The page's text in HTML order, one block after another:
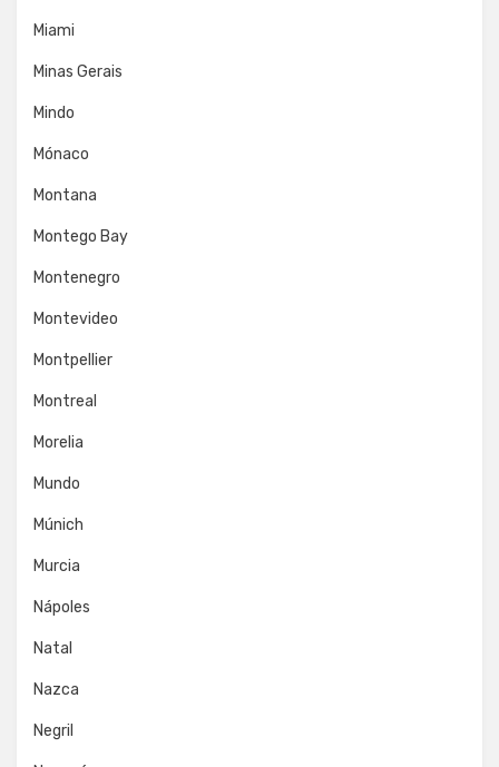
Miami
Minas Gerais
Mindo
Mónaco
Montana
Montego Bay
Montenegro
Montevideo
Montpellier
Montreal
Morelia
Mundo
Múnich
Murcia
Nápoles
Natal
Nazca
Negril